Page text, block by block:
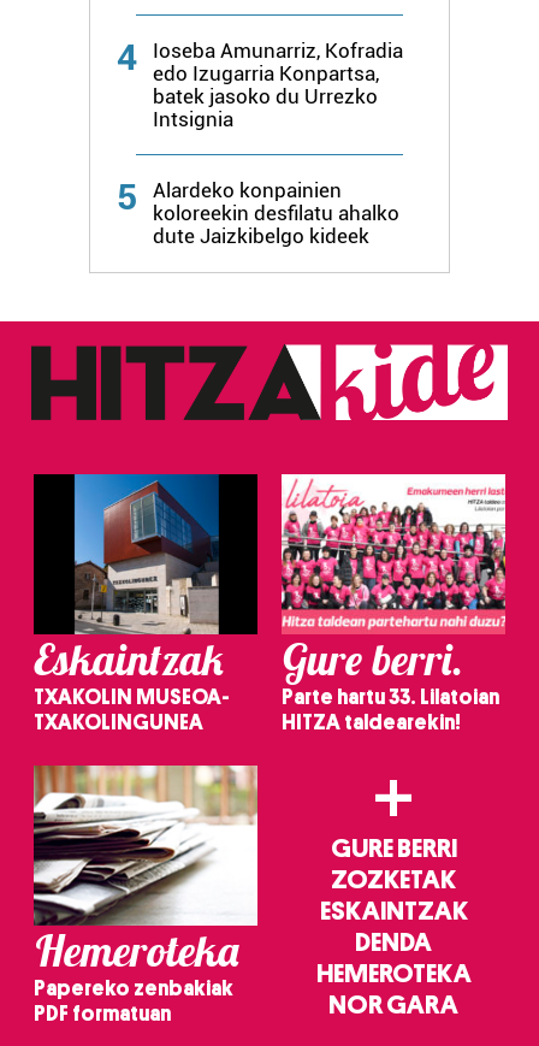
4
Ioseba Amunarriz, Kofradia
edo Izugarria Konpartsa,
batek jasoko du Urrezko
Intsignia
5
Alardeko konpainien
koloreekin desfilatu ahalko
dute Jaizkibelgo kideek
Eskaintzak
TXAKOLIN MUSEOA-
TXAKOLINGUNEA
Gure berri.
Parte hartu 33. Lilatoian
HITZA taldearekin!
Hemeroteka
Papereko zenbakiak
PDF formatuan
+
GURE BERRI
ZOZKETAK
ESKAINTZAK
DENDA
HEMEROTEKA
NOR GARA